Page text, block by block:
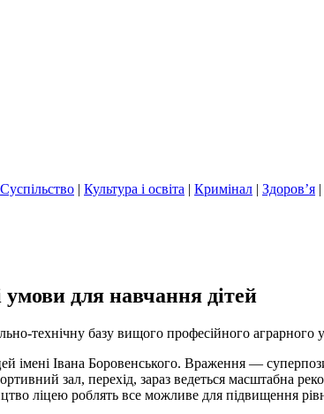
Суспільство | Культура і освіта | Кримінал | Здоров’я |
для навчання дітей
технічну базу вищого професійного аграрного
імені Івана Боровенського. Враження —
зал, перехід, зараз ведеться масштабна
ліцею роблять все можливе для підвищення